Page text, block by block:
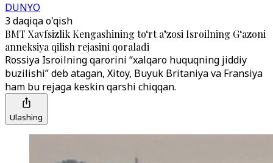
DUNYO
3 daqiqa o'qish
BMT Xavfsizlik Kengashining to‘rt a’zosi Isroilning G‘azoni
anneksiya qilish rejasini qoraladi
Rossiya Isroilning qarorini “xalqaro huquqning jiddiy
buzilishi” deb atagan, Xitoy, Buyuk Britaniya va Fransiya
ham bu rejaga keskin qarshi chiqqan.
Ulashing